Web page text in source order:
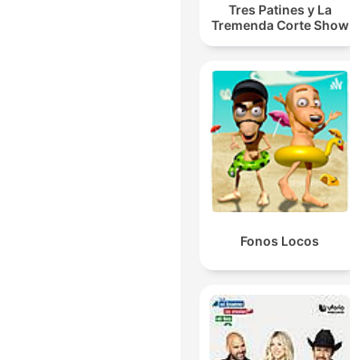
Tres Patines y La
Tremenda Corte Show
Fonos Locos